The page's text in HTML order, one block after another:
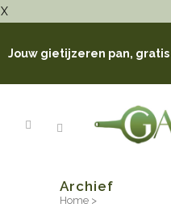
X
Jouw gietijzeren pan,
Archief
Home >